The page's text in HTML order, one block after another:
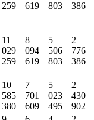
259
619
803
386
11
029
259
8
094
619
5
506
803
2
776
386
10
585
380
7
701
609
5
023
495
2
430
902